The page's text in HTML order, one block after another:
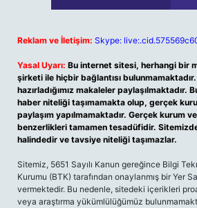
Reklam ve İletişim: Skype:
Yasal Uyarı: Bu internet sitesi, herhangi bir
şirketi ile hiçbir bağlantısı
hazırladığımız makaleler paylaşılmaktadır.
haber niteliği taşımamakta olup, gerçek
paylaşım yapılmamaktadır. Gerçek kurum
benzerlikleri tamamen tesadüfidir.
halindedir ve tavsiye niteliği taşımazlar.
Sitemiz, 5651 Sayılı Kanun gereğince Bilgi
Kurumu (BTK) tarafından onaylanmış bir Yer
vermektedir. Bu nedenle, sitedeki içerikleri
veya araştırma yükümlülüğümüz